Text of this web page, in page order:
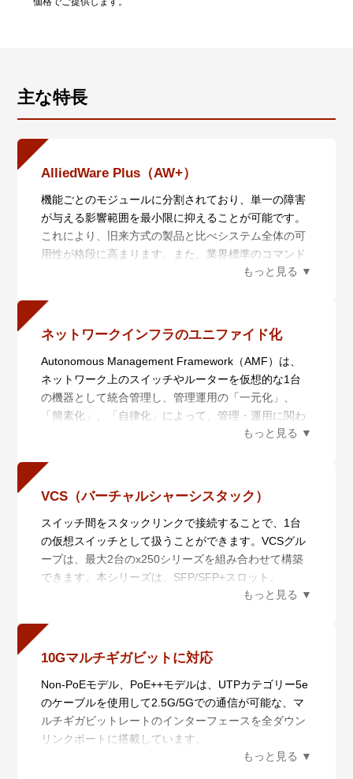
主な特長
AlliedWare Plus（AW+）
機能ごとのモジュールに分割されており、単一の障害
が与える影響範囲を最小限に抑えることが可能です。
これにより、旧来方式の製品と比べシステム全体の可
用性が格段に高まります。また、業界標準のコマンド
体系に準拠し、他社製品からの移行においても、エン
とができます。
ネットワークインフラのユニファイド化
Autonomous Management Framework（AMF）は、
ネットワーク上のスイッチやルーターを仮想的な1台
の機器として統合管理し、管理運用の「一元化」、
「簡素化」、「自律化」によって、管理・運用に関わ
るコストの削減を実現するネットワーク仮想化機能で
管理されるAMF Plusメンバーからなり、6つの機能に
よりネットワークの統合管理を行います。
また、AMF Plusは日々ネットワークの状態を収集分析
によって学習し、AT-Vista Manager EXと組み合わせ
てお使いいただくことで、あらかじめ定義されたポリ
シーを用いて自動的にネットワークを最適な状態に保
ちます。蓄積したデータを数値化することにより、担
当者の経験で行われていた業務を平易な作業に落とし
・一元管理（セントライズドマネージメント）
AMF Plusマスターから多数のAMF Plusメンバーを一
・自動構築（オートレジリエントコネクション）
AMF Plusネットワークの自動構築およびAMF Plusメ
ンバーの自動認識を行います。
・自動復旧（スマートプロビジョニング）
AMF Plusメンバー設置時の自動設定（ゼロタッチイン
VCS（バーチャルシャーシスタック）
スイッチ間をスタックリンクで接続することで、1台
の仮想スイッチとして扱うことができます。VCSグル
ープは、最大2台のx250シリーズを組み合わせて構築
できます。本シリーズは、SFP/SFP+スロット、
100/1000/2.5G/5G/10GBASE-Tポートのいずれかを用
スタック接続されたスイッチは各種情報を同期してい
るため、仮に1台に障害が発生しても運用継続が可能
スタックすることでエッジ・スイッチながらコア・ス
イッチ同様にCPU、電源冗長が可能となります。コア
からエッジまで一貫した冗長構成を容易に取ることが
できます。
単一IPで動作するため機器の追加時もIP設計や監視ポ
10Gマルチギガビットに対応
Non-PoEモデル、PoE++モデルは、UTPカテゴリー5e
のケーブルを使用して2.5G/5Gでの通信が可能な、マ
ルチギガビットレートのインターフェースを全ダウン
リンクポートに搭載しています。
さらにカテゴリー6/6Aのクラスのケーブルを使用する